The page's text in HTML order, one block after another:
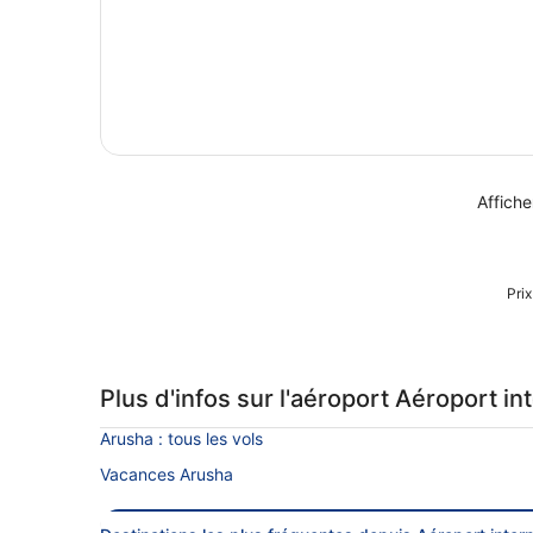
Plus d'infos sur l'aéroport Aéroport
Arusha : tous les vols
Vacances Arusha